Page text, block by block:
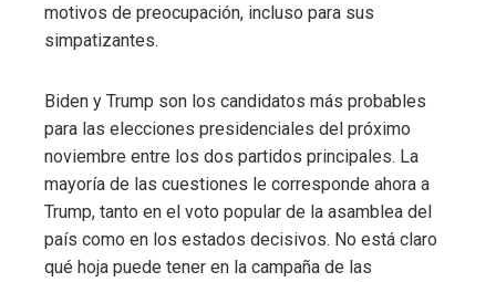
motivos de preocupación, incluso para sus
simpatizantes.
Biden y Trump son los candidatos más probables
para las elecciones presidenciales del próximo
noviembre entre los dos partidos principales. La
mayoría de las cuestiones le corresponde ahora a
Trump, tanto en el voto popular de la asamblea del
país como en los estados decisivos. No está claro
qué hoja puede tener en la campaña de las